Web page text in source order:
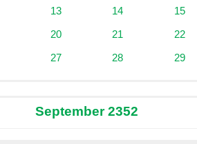
13 14 15
20 21 22
27 28 29
September 2352